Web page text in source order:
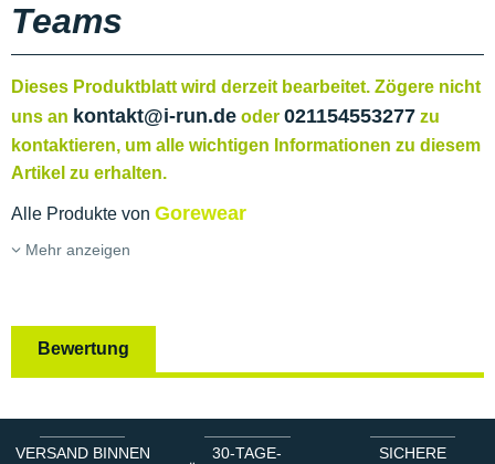
Teams
Dieses Produktblatt wird derzeit bearbeitet. Zögere nicht
uns an kontakt@i-run.de oder 021154553277 zu
kontaktieren, um alle wichtigen Informationen zu diesem
Artikel zu erhalten.
Alle Produkte von Gorewear
Mehr anzeigen
Bewertung
VERSAND BINNEN
30-TAGE-
SICHERE